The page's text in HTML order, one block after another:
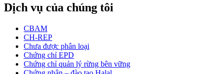
Dịch vụ của chúng tôi
CBAM
CH-REP
Chưa được phân loại
Chứng chỉ EPD
Chứng chỉ quản lý rừng bên vững